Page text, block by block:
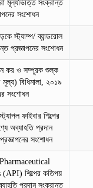
মূল্যভিত্তি সংক্রান্ত
সংশোধন
স্ট্যাম্প/ ব্যান্ডরোল
প্রজ্ঞাপনের সংশোধন
কর ও সম্পূরক শুল্ক
মূল্য) বিধিমালা, ২০১৯
সংশোধন
ফাইবার শিল্পের
অব্যাহতি প্রদান
সংশোধন
শিল্পের কতিপয়
প্রদান সংক্রান্ত